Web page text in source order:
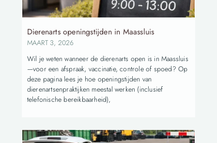
Dierenarts openingstijden in Maassluis
MAART 3, 2026
Wil je weten wanneer de dierenarts open is in Maassluis
—voor een afspraak, vaccinatie, controle of spoed? Op
deze pagina lees je hoe openingstijden van
dierenartsenpraktijken meestal werken (inclusief
telefonische bereikbaarheid),